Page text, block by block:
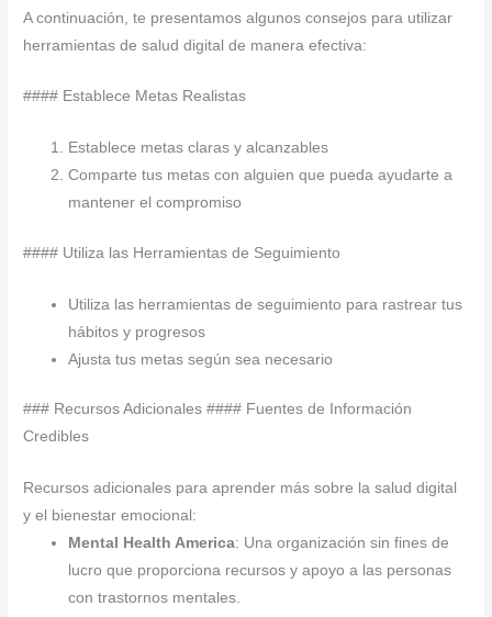
A continuación, te presentamos algunos consejos para utilizar
herramientas de salud digital de manera efectiva:
#### Establece Metas Realistas
Establece metas claras y alcanzables
Comparte tus metas con alguien que pueda ayudarte a
mantener el compromiso
#### Utiliza las Herramientas de Seguimiento
Utiliza las herramientas de seguimiento para rastrear tus
hábitos y progresos
Ajusta tus metas según sea necesario
### Recursos Adicionales #### Fuentes de Información
Credibles
Recursos adicionales para aprender más sobre la salud digital
y el bienestar emocional:
Mental Health America: Una organización sin fines de
lucro que proporciona recursos y apoyo a las personas
con trastornos mentales.